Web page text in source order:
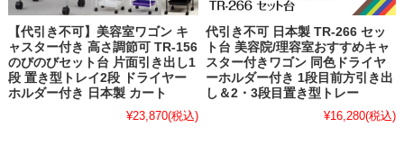
【代引き不可】美容室ワゴン キ
ャスター付き 高さ調節可 TR-156
のびのびセット台 片面引き出し1
段 置き型トレイ2段 ドライヤー
ホルダー付き 日本製 カート
¥23,870(税込)
代引き不可 日本製 TR-266 セッ
ト台 美容院/理容室おすすめキャ
スター付きワゴン 同色ドライヤ
ーホルダー付き 1段目前方引き出
し＆2・3段目置き型トレー
¥16,280(税込)